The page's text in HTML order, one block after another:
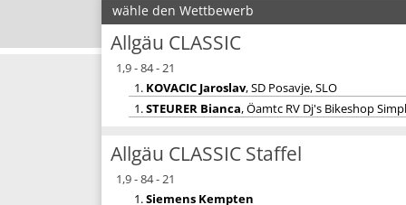
wähle den Wettbewerb
Allgäu CLASSIC
1,9 - 84 - 21
1. KOVACIC Jaroslav, SD Posavje, SLO
1.STEURER Bianca, Öamtc RV Dj's Bikeshop
Allgäu CLASSIC Staffel
1,9 - 84 - 21
1.Siemens Kempten